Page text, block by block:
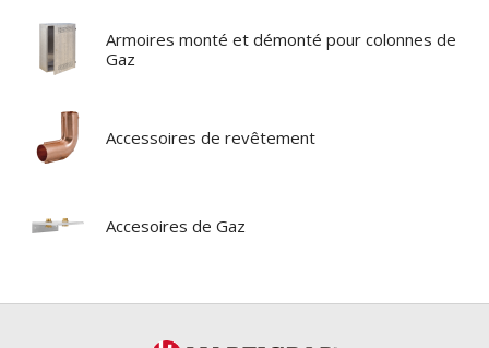
Armoires monté et démonté pour colonnes de
Gaz
Accessoires de revêtement
Accesoires de Gaz